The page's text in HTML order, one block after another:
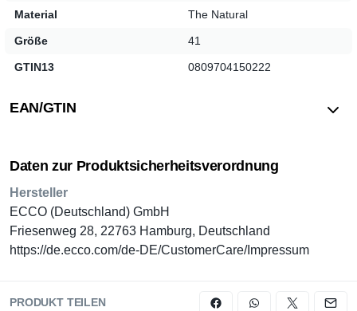
Farbauswahl.
Hochwertiges Material:
Sorgt für Langlebigkeit und
der ECCO Schnürer .
Material The Natural
Größe 41
GTIN13 0809704150222
EAN/GTIN
Daten zur Produktsicherheitsverordnung
Hersteller
ECCO (Deutschland) GmbH
Friesenweg 28, 22763 Hamburg, Deutschland
https://de.ecco.com/de-DE/CustomerCare/Impressum
PRODUKT TEILEN